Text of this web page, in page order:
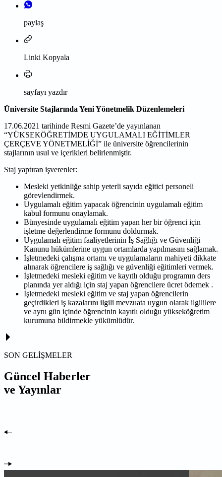
paylaş
Linki Kopyala
sayfayı yazdır
Üniversite Stajlarında Yeni Yönetmelik Düzenlemeleri
17.06.2021 tarihinde Resmi Gazete’de yayınlanan
“YÜKSEKÖĞRETİMDE UYGULAMALI EĞİTİMLER
ÇERÇEVE YÖNETMELİĞİ” ile üniversite öğrencilerinin
stajlarının usul ve içerikleri belirlenmiştir.
Staj yaptıran işverenler:
Mesleki yetkinliğe sahip yeterli sayıda eğitici personeli
görevlendirmek.
Uygulamalı eğitim yapacak öğrencinin uygulamalı eğitim
kabul formunu onaylamak.
Bünyesinde uygulamalı eğitim yapan her bir öğrenci için
işletme değerlendirme formunu doldurmak.
Uygulamalı eğitim faaliyetlerinin İş Sağlığı ve Güvenliği
Kanunu hükümlerine uygun ortamlarda yapılmasını sağlamak.
İşletmedeki çalışma ortamı ve uygulamaların mahiyeti dikkate
alınarak öğrencilere iş sağlığı ve güvenliği eğitimleri vermek.
İşletmedeki mesleki eğitim ve kayıtlı olduğu programın ders
planında yer aldığı için staj yapan öğrencilere ücret ödemek .
İşletmedeki mesleki eğitim ve staj yapan öğrencilerin
geçirdikleri iş kazalarını ilgili mevzuata uygun olarak ilgililere
ve aynı gün içinde öğrencinin kayıtlı olduğu yükseköğretim
kurumuna bildirmekle yükümlüdür.
SON GELİŞMELER
Güncel Haberler
ve Yayınlar